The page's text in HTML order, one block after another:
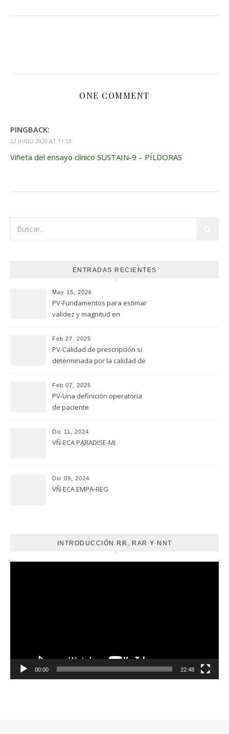
ONE COMMENT
PINGBACK:
22 JUNIO 2020 AT 11:53
Viñeta del ensayo clínico SUSTAIN-9 – PÍLDORAS
ENTRADAS RECIENTES
May 15, 2026
PV-Fundamentos para estimar
validez y magnitud en
Feb 27, 2025
PV-Calidad de prescripción si
determinada por la calidad de
Feb 07, 2025
PV-Una definición operatoria
de paciente
Dic 11, 2024
VÑ-ECA PARADISE-MI
Dic 09, 2024
VÑ-ECA EMPA-REG
INTRODUCCIÓN RR, RAR Y NNT
00:00 22:48